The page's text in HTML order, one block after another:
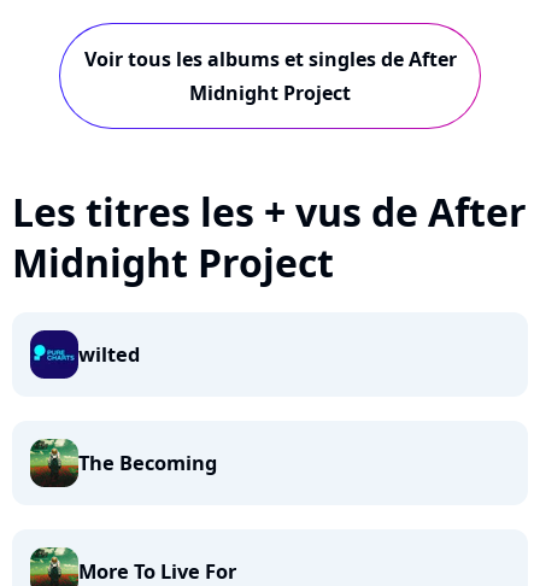
Voir tous les albums et singles de After
Midnight Project
Les titres les + vus de After
Midnight Project
wilted
The Becoming
More To Live For